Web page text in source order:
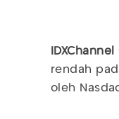
IDXChannel
rendah
oleh